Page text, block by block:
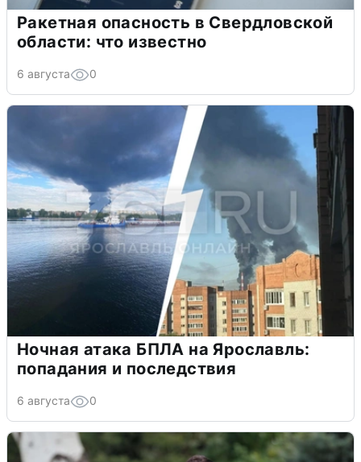
Ракетная опасность в Свердловской
области: что известно
6 августа 0
Ночная атака БПЛА на Ярославль:
попадания и последствия
6 августа 0